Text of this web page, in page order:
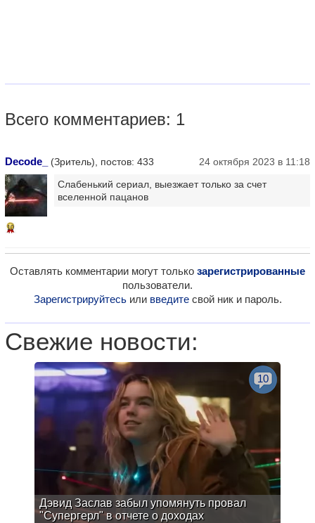
Всего комментариев: 1
Decode_ (Зритель), постов: 433 24 октября 2023 в 11:18
10
Слабенький сериал, выезжает только за счет
вселенной пацанов
Оставлять комментарии могут только зарегистрированные
пользователи.
Зарегистрируйтесьили введитесвой ник и пароль.
Свежие новости:
Дэвид Заслав забыл упомянуть провал
"Супергерл" в отчете о доходах
10